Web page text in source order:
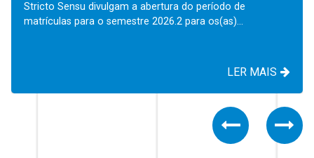
Stricto Sensu divulgam a abertura do período de
matrículas para o semestre 2026.2 para os(as)...
LER MAIS
Previous